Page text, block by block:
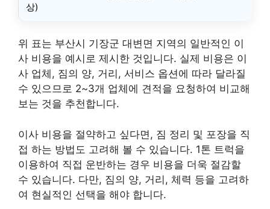
상)
위 표는 부산시 기장군 대변면 지역의 일반적인 이
사 비용을 예시로 제시한 것입니다. 실제 비용은 이
사 업체, 짐의 양, 거리, 서비스 옵션에 따라 달라질
수 있으므로 2~3개 업체에 견적을 요청하여 비교해
보는 것을 추천합니다.
이사 비용을 절약하고 싶다면, 짐 정리 및 포장을 직
접 하는 방법도 고려해 볼 수 있습니다. 1톤 트럭을
이용하여 직접 운반하는 경우 비용을 더욱 절감할
수 있습니다. 다만, 짐의 양, 거리, 체력 등을 고려하
여 현실적인 선택을 해야 합니다.